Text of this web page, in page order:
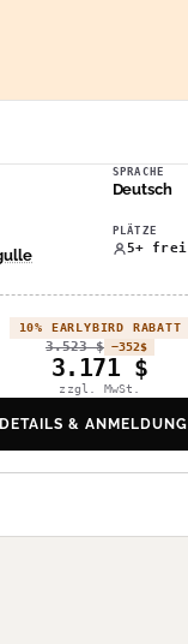
SPRACHE
Deutsch
PLÄTZE
5+ frei
10% EARLYBIRD RABATT
3.523$ −352$
3.171 $
zzgl. MwSt.
DETAILS & ANMELDUNG